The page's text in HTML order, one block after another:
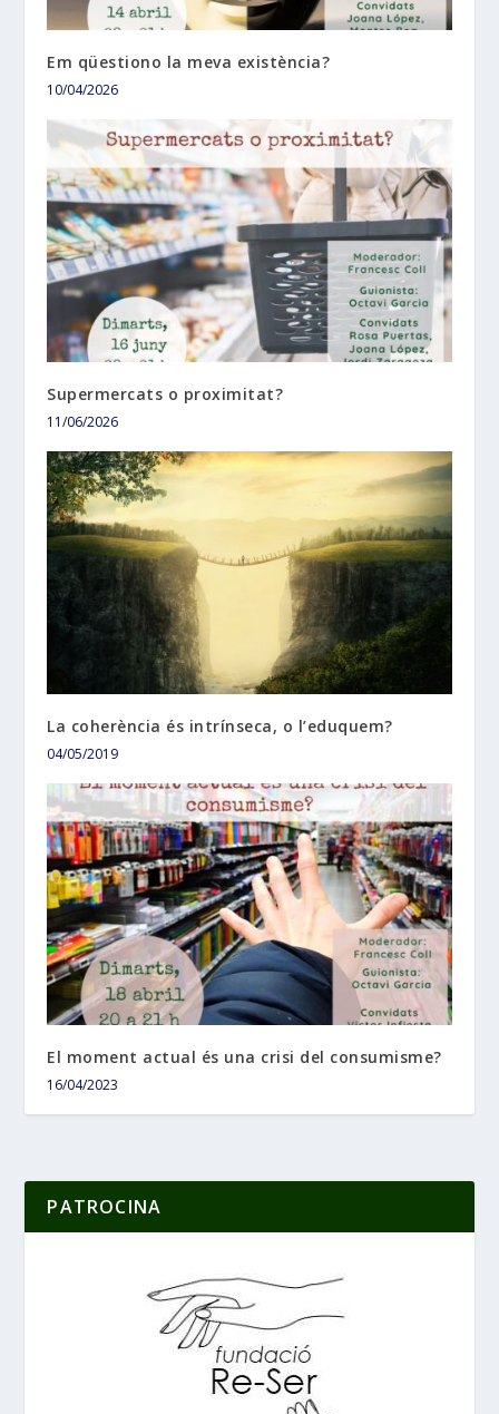
Em qüestiono la meva existència?
10/04/2026
Supermercats o proximitat?
11/06/2026
La coherència és intrínseca, o l’eduquem?
04/05/2019
El moment actual és una crisi del consumisme?
16/04/2023
PATROCINA